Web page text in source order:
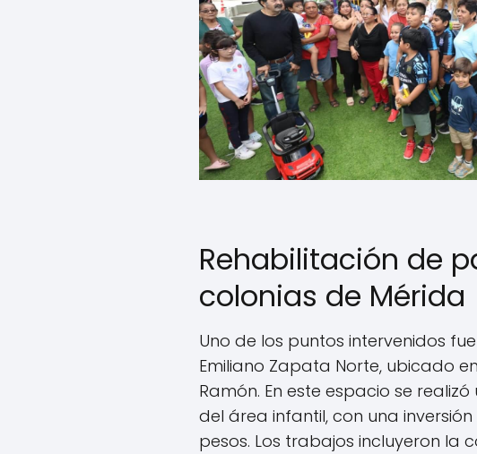
Rehabilitación de
colonias de Mérida
Uno de los puntos intervenidos
Emiliano Zapata Norte, ubicado
Ramón. En este espacio se
del área infantil, con una inversión
pesos. Los trabajos incluyeron la